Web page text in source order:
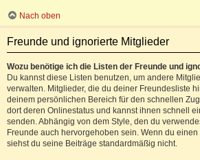
Nach oben
Freunde und ignorierte Mitglieder
Wozu benötige ich die Listen der Freunde und
Du kannst diese Listen benutzen, um andere
verwalten. Mitglieder, die du deiner Freundesliste
deinem persönlichen Bereich für den schnellen
dort deren Onlinestatus und kannst ihnen schnell
senden. Abhängig von dem Style, den du
Freunde auch hervorgehoben sein. Wenn du
siehst du seine Beiträge standardmäßig nicht.